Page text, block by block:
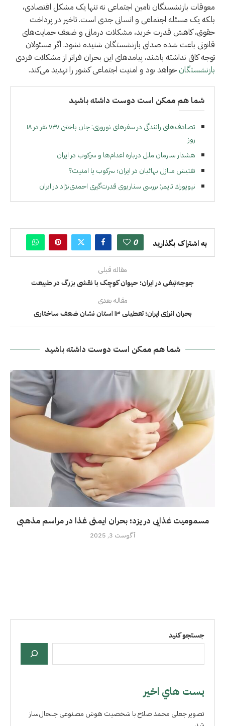
معوقات بازنشستگان تامین اجتماعی نه تنها یک مشکل اقتصادی،
بلکه یک مسئله اجتماعی و انسانی جدی است. تاخیر در پرداخت
حقوق، کاهش قدرت خرید، مشکلات درمانی و ضعف حمایت‌های
قانونی باعث شده صدای بازنشستگان شنیده نشود. اگر مسئولان
توجه کافی نداشته باشند، پیامدهای این بحران فراتر از مشکلات فردی
بازنشستگانخواهد بود و امنیت اجتماعی کشور را تهدید می‌کند.
شما هم ممکن است دوست داشته باشید
تصادف‌های رانندگی در سفرهای نوروزی: جان باختن ۷۴۷ نفر در ۱۸
روز
هشدار سازمان ملل درباره اعدام‌ها و سرکوب در ایران
تفتیش منازل بهائیان در ایران؛ سرکوب یا امنیت؟
نيويورك تايمز: بررسی سناریوی قدرت‌گیری احمدی‌نژاد در ایران
به اشتراک بگذارید 0
مقاله قبلی
جوجه‌تیغی در ایران؛ حيوان کوچک با نقشی بزرگ در طبیعت
مقاله بعدی
بحران انرژی ایران؛ تعطیلی ۱۳ استان نشان ضعف ساختاری
شما هم ممکن است دوست داشته باشید
مسمومیت غذایی در یزد؛ بحران ایمنی غذا در مراسم مذهبی
آگوست 3, 2025
جستجو کنید
بست هاي اخير
تصویر جعلی محمد صلاح با شخصیت هوش مصنوعی جنجال‌ساز